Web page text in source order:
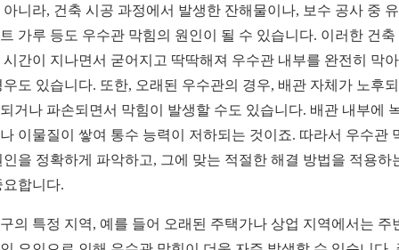
아니라, 건축 시공 과정에서 발생한 잔해물이나, 보수 공사 중
가루 등도 우수관 막힘의 원인이 될 수 있습니다. 이러한 건축
시간이 지나면서 굳어지고 딱딱해져 우수관 내부를 완전히 막
우도 있습니다. 또한, 오래된 우수관의 경우, 배관 자체가 노후
거나 파손되면서 막힘이 발생할 수도 있습니다. 배관 내부에
이물질이 쌓여 통수 능력이 저하되는 것이죠. 따라서 우수관
인을 정확하게 파악하고, 그에 맞는 적절한 해결 방법을 적용하
요합니다.
의 특정 지역, 예를 들어 오래된 주택가나 상업 지역에서는 주